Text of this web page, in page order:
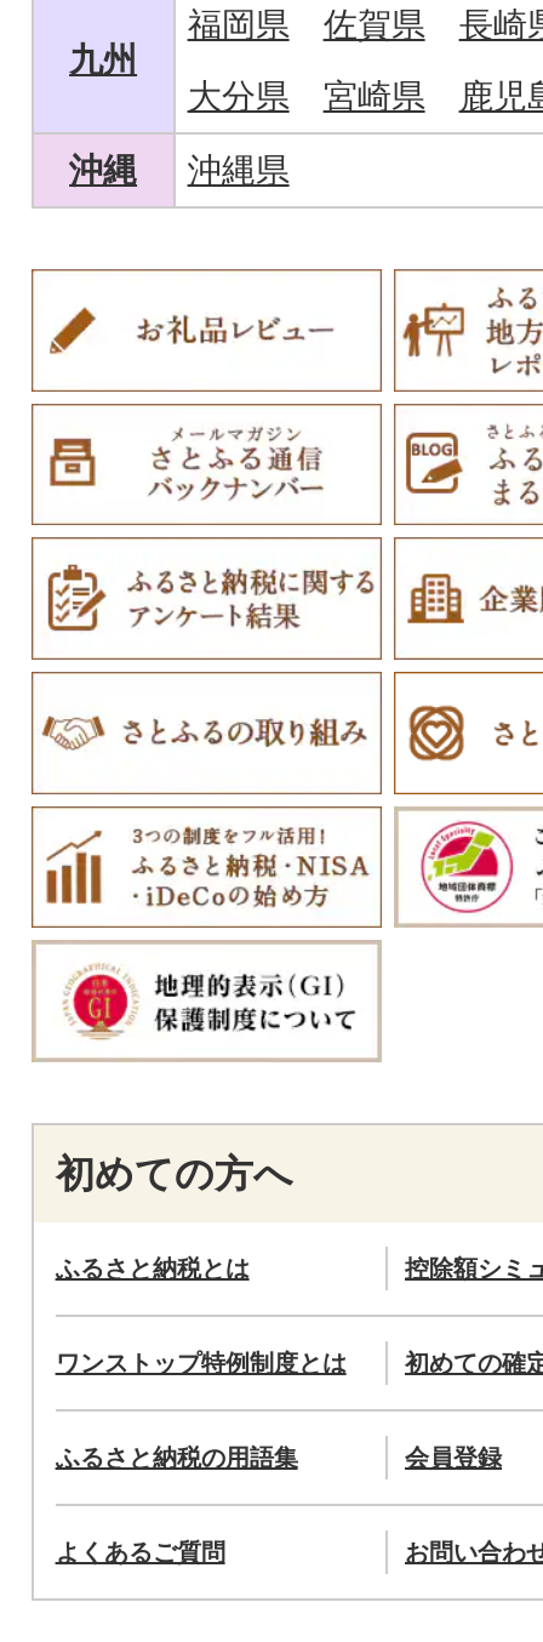
九州
福岡県 佐賀県
長崎
大分県
宮崎県
鹿児
沖縄
沖縄県
初めての方へ
ふるさと納税とは 控除額シミ
ワンストップ特例制度とは 初めての確
ふるさと納税の用語集 会員登録
よくあるご質問 お問い合わ